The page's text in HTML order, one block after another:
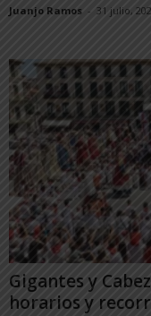
Juanjo Ramos - 31 julio,
Gigantes y
horarios y